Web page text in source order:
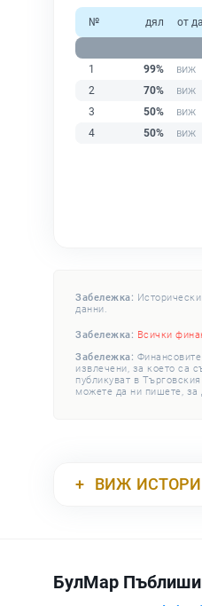
№ дял от
1
99%
2
70%
3
50%
4
50%
Забележка:
данни.
Забележка: Всички
Забележка:
извлечени, за което са
публикуват в
можете да ни пишете, за
ВИЖ
БулМар